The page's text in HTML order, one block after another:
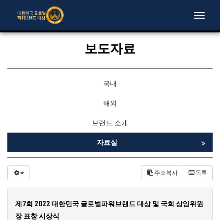
Toggle
보도자료
국내
해외
브랜드 소개
자료실
주소복사 목록
제7회 2022 대한민국 글로벌파워브랜드 대상 및 국회 상임위원
장 표창 시상식